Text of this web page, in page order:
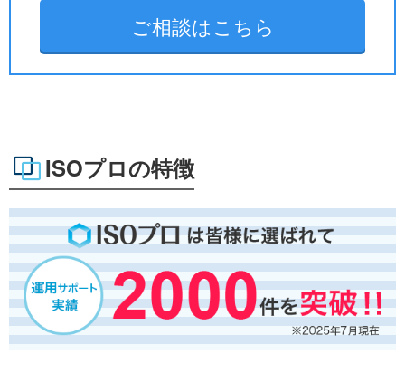
ご相談はこちら
ISOプロの特徴